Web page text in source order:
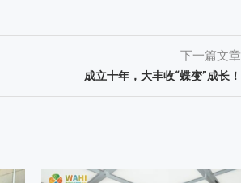
下一篇文章
成立十年，大丰收“蝶变”成长！